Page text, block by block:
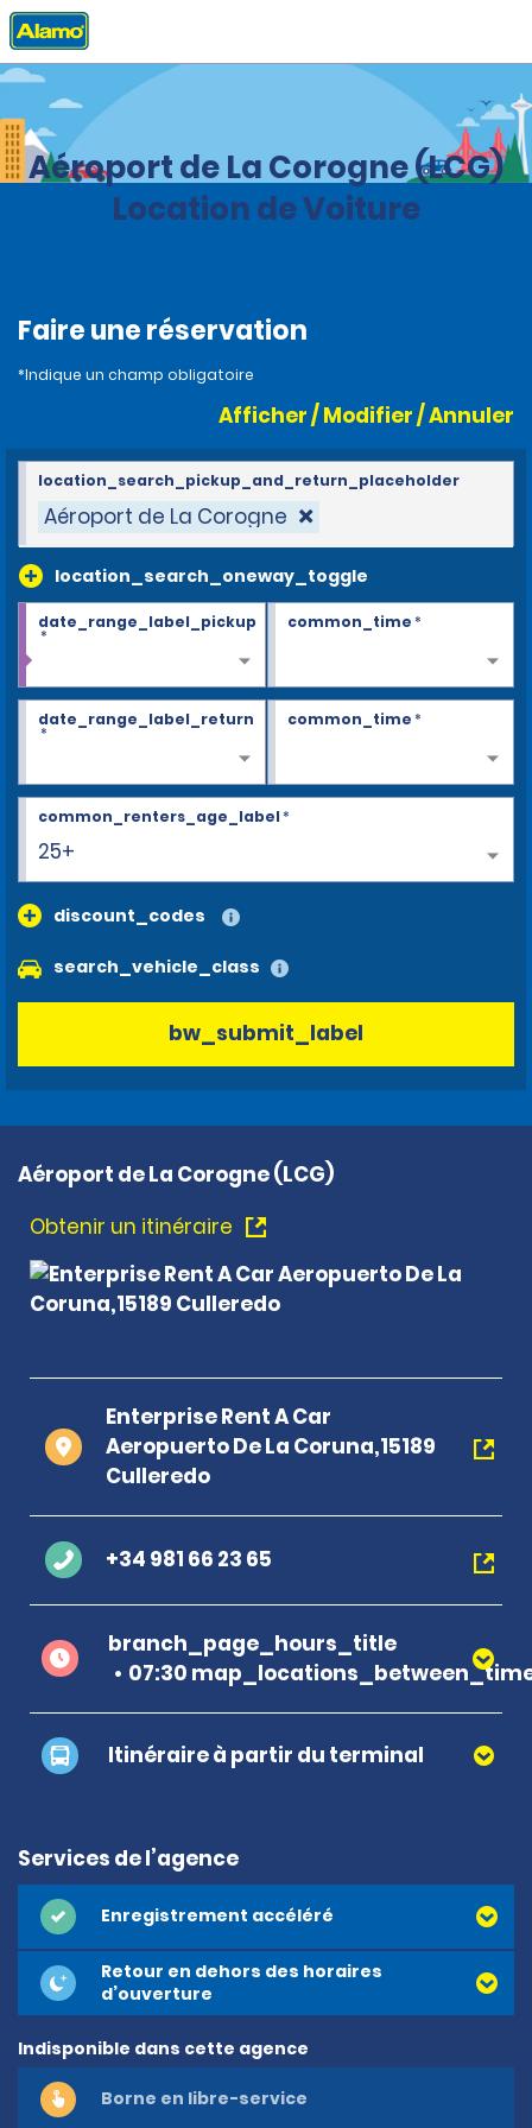
Accueil Agences
Aéroport de La Corogne (LCG)
Location de Voiture
Faire une réservation
*Indique un champ obligatoire
Afficher / Modifier / Annuler
Aéroport de La Corogne
location_search_oneway_toggle
location_search_pickup_and_return_placeholder
date_range_label_pickup
*
common_time*
date_range_label_return
*
common_time*
25+
common_renters_age_label*
discount_codes
search_vehicle_class
bw_submit_label
Aéroport de La Corogne (LCG)
Obtenir un itinéraire
Enterprise Rent A Car
Aeropuerto De La Coruna,15189
Culleredo
+34 981 66 23 65
branch_page_hours_title
07:30
Itinéraire à partir du terminal
Services de l’agence
Enregistrement accéléré
Retour en dehors des horaires
d’ouverture
Indisponible dans cette agence
Borne en libre-service